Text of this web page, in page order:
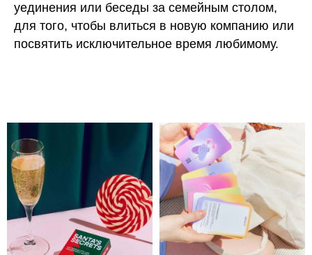
уединения или беседы за семейным столом,
для того, чтобы влиться в новую компанию или
посвятить исключительное время любимому.